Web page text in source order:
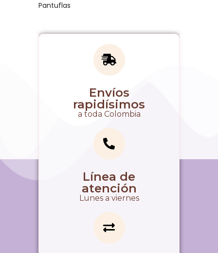
Pantuflas
Envíos
rapidísimos
a toda Colombia
Línea de
atención
Lunes a viernes